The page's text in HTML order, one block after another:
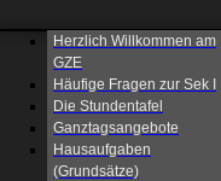
Herzlich Willkommen am
GZE
Häufige Fragen zur Sek I
Die Stundentafel
Ganztagsangebote
Hausaufgaben
(Grundsätze)